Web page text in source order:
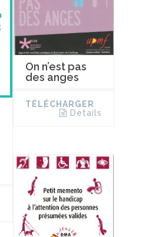
On n’est pas
des anges
TÉLÉCHARGER
Details